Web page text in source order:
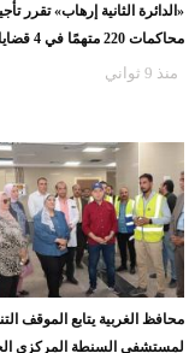
«الدائرة الثانية إرهاب» تقرر
محاكمات 220 متهمًا في 4 قضايا
منذ 9 ثواني
محافظ الغربية يتابع الموقف
لمستشفى السنطة المركزي